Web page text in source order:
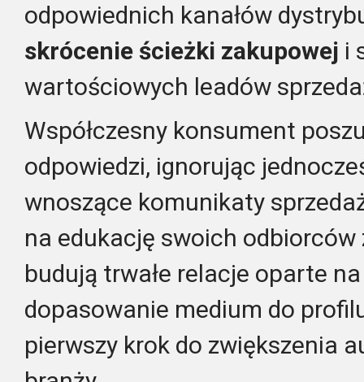
odpowiednich kanałów
skrócenie ścieżki zakupowej i
wartościowych leadów
Współczesny konsument
odpowiedzi, ignorując
wnoszące komunikaty
na edukację swoich odbiorców
budują trwałe relacje oparte
dopasowanie medium do
pierwszy krok do zwiększenia